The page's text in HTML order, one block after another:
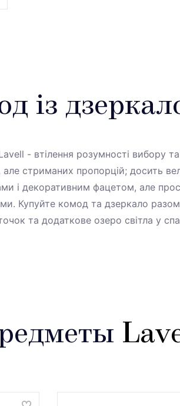
із
- втілення розумності вибору
стриманих пропорцій; досить
і декоративним фацетом, але
Купуйте комод та дзеркало
та додаткове озеро світла у